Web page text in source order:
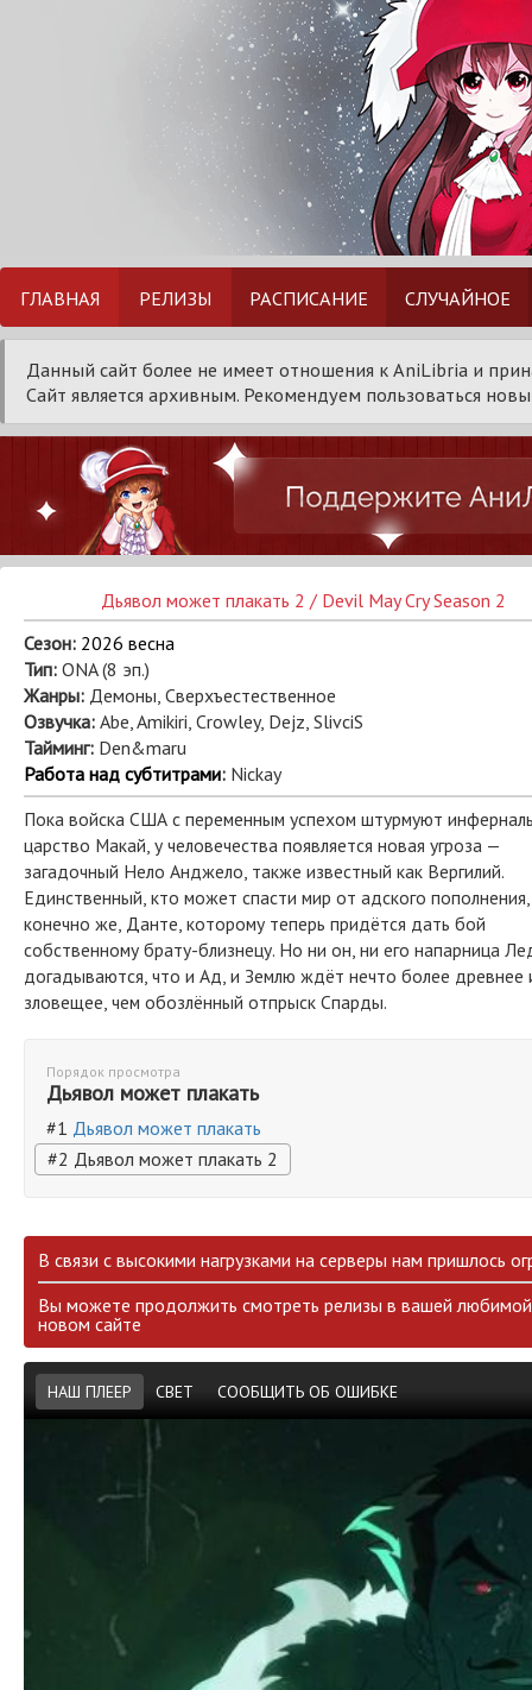
ГЛАВНАЯ РЕЛИЗЫ РАСПИСАНИЕ СЛУЧАЙНОЕ
Данный сайт более не имеет отношения к AniLibria и
Сайт является архивным. Рекомендуем пользоваться
Дьявол может плакать 2 / Devil May Cry Season 2
Сезон: 2026 весна
Тип: ОNA (8 эп.)
Жанры: Демоны, Сверхъестественное
Озвучка: Abe, Amikiri, Crowley, Dejz, SlivciS
Тайминг: Den&maru
Работа над субтитрами: Nickay
Пока войска США с переменным успехом штурмуют
царство Макай, у человечества появляется новая угроза —
загадочный Нело Анджело, также известный как Вергилий.
Единственный, кто может спасти мир от адского пополнения,
конечно же, Данте, которому теперь придётся дать бой
собственному брату-близнецу. Но ни он, ни его напарница
догадываются, что и Ад, и Землю ждёт нечто более древнее
зловещее, чем обозлённый отпрыск Спарды.
Порядок просмотра
Дьявол может плакать
#1 Дьявол может плакать
#2 Дьявол может плакать 2
В связи с высокими нагрузками на серверы нам пришлось
Вы можете продолжить смотреть релизы в вашей
новом сайте
НАШ ПЛЕЕР СВЕТ СООБЩИТЬ ОБ ОШИБКЕ